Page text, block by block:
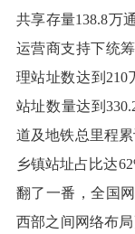
共享存量138.8万
运营商支持下统
理站址数达到210
站址数量达到
道及地铁总里程
乡镇站址占比达
翻了一番，全国
西部之间网络布